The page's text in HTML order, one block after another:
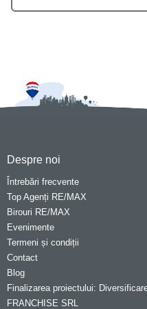
Despre noi
Întrebări frecvente
Top Agenți RE/MAX
Birouri RE/MAX
Evenimente
Termeni și condiții
Contact
Blog
Finalizarea proiectului:
FRANCHISE SRL